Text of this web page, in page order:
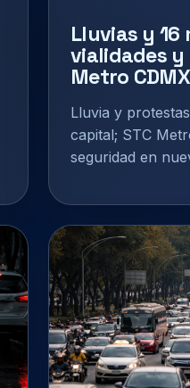
Lluvias y
vialidades y
Metro CDMX
Lluvia y
capital; STC
seguridad en